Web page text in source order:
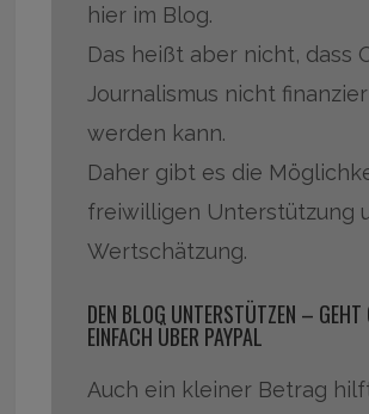
hier im Blog.
Das heißt aber nicht, dass
Journalismus nicht
werden kann.
Daher gibt es die
freiwilligen Unterstützung
Wertschätzung.
DEN BLOG UNTERSTÜTZEN – GEHT
EINFACH ÜBER PAYPAL
Auch ein kleiner Betrag